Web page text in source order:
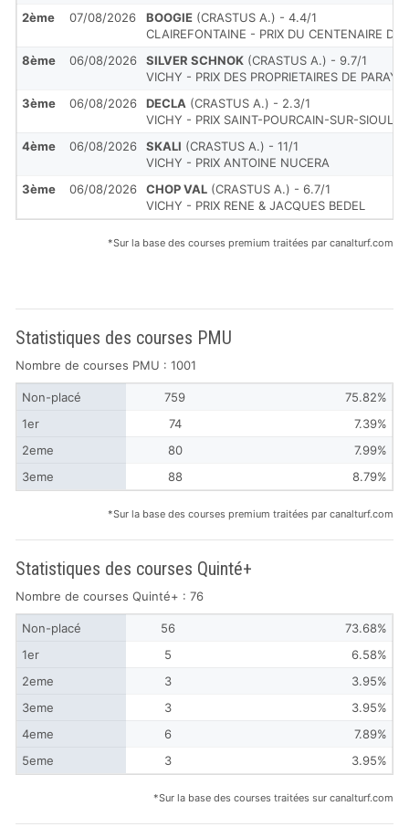
2ème
07/08/2026 BOOGIE (CRASTUS A.) - 4.4/1
CLAIREFONTAINE - PRIX DU CENTENAIRE
8ème
06/08/2026 SILVER SCHNOK (CRASTUS A.) - 9.7/1
VICHY - PRIX DES PROPRIETAIRES DE PARAY-
3ème
06/08/2026 DECLA (CRASTUS A.) - 2.3/1
VICHY - PRIX SAINT-POURCAIN-SUR-SIOULE
4ème
06/08/2026 SKALI (CRASTUS A.) - 11/1
VICHY - PRIX ANTOINE NUCERA
3ème
06/08/2026 CHOP VAL (CRASTUS A.) - 6.7/1
VICHY - PRIX RENE & JACQUES BEDEL
*Sur la base des courses premium traitées par canalturf.com
Statistiques des courses PMU
Nombre de courses PMU : 1001
Non-placé 759
75.82%
1er
74
7.39%
2eme
80
7.99%
3eme
88 8.79%
*Sur la base des courses premium traitées par canalturf.com
Statistiques des courses Quinté+
Nombre de courses Quinté+ : 76
Non-placé 56
73.68%
1er
5
6.58%
2eme
3
3.95%
3eme
3
3.95%
4eme
6
7.89%
5eme
3 3.95%
*Sur la base des courses traitées sur canalturf.com